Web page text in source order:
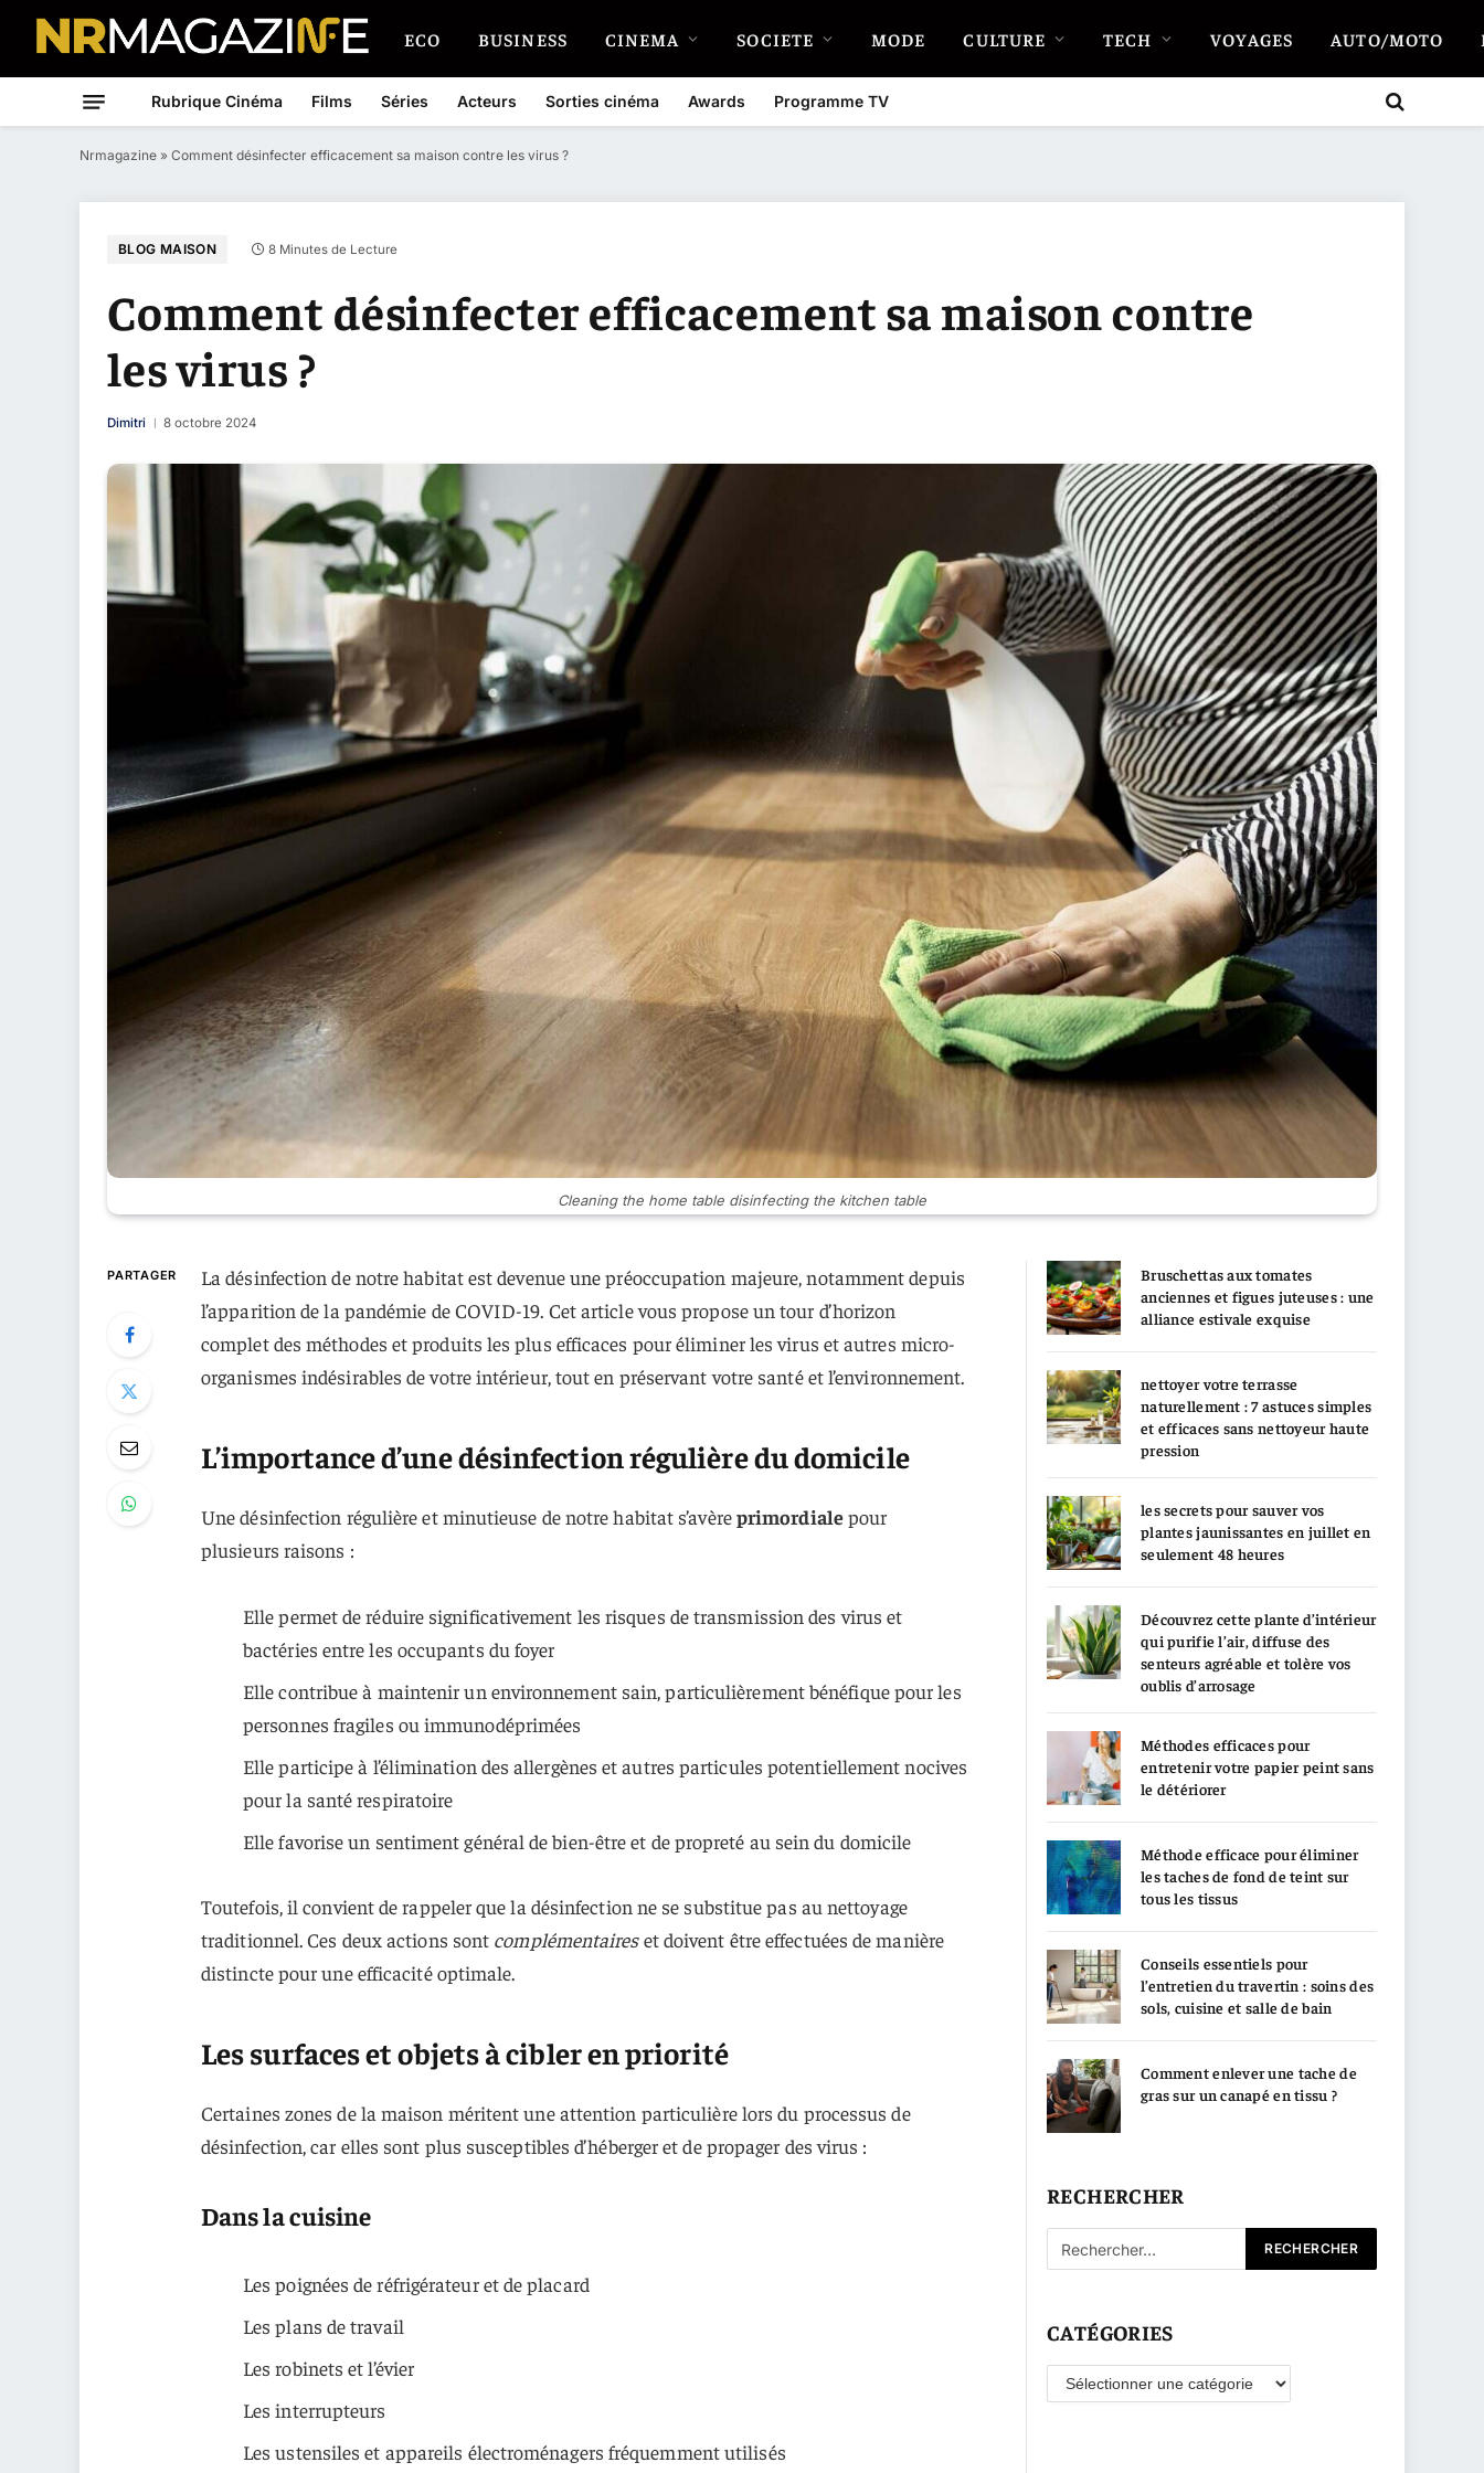
ECO BUSINESS CINEMA SOCIETE MODE CULTURE TECH VOYAGES AUTO/MOTO
Rubrique Cinéma Films Séries Acteurs Sorties cinéma Awards Programme TV
Nrmagazine » Comment désinfecter efficacement sa maison contre les virus ?
BLOG MAISON 8 Minutes de Lecture
Comment désinfecter efficacement sa maison contre
les virus ?
Dimitri 8 octobre 2024
Cleaning the home table disinfecting the kitchen table
PARTAGER
La désinfection de notre habitat est devenue une préoccupation majeure, notamment depuis
l’apparition de la pandémie de COVID-19. Cet article vous propose un tour d’horizon
complet des méthodes et produits les plus efficaces pour éliminer les virus et autres micro-
organismes indésirables de votre intérieur, tout en préservant votre santé et l’environnement.
L’importance d’une désinfection régulière du domicile
Une désinfection régulière et minutieuse de notre habitat s’avèreprimordialepour
plusieurs raisons :
Elle permet de réduire significativement les risques de transmission des virus et
bactéries entre les occupants du foyer
Elle contribue à maintenir un environnement sain, particulièrement bénéfique pour les
personnes fragiles ou immunodéprimées
Elle participe à l’élimination des allergènes et autres particules potentiellement nocives
pour la santé respiratoire
Elle favorise un sentiment général de bien-être et de propreté au sein du domicile
Toutefois, il convient de rappeler que la désinfection ne se substitue pas au nettoyage
traditionnel. Ces deux actions sont complémentaireset doivent être effectuées de manière
distincte pour une efficacité optimale.
Les surfaces et objets à cibler en priorité
Certaines zones de la maison méritent une attention particulière lors du processus de
désinfection, car elles sont plus susceptibles d’héberger et de propager des virus :
Dans la cuisine
Les poignées de réfrigérateur et de placard
Les plans de travail
Les robinets et l’évier
Les interrupteurs
Les ustensiles et appareils électroménagers fréquemment utilisés
Bruschettas aux tomates
anciennes et figues juteuses : une
alliance estivale exquise
nettoyer votre terrasse
naturellement : 7 astuces simples
et efficaces sans nettoyeur haute
pression
les secrets pour sauver vos
plantes jaunissantes en juillet en
seulement 48 heures
Découvrez cette plante d’intérieur
qui purifie l’air, diffuse des
senteurs agréable et tolère vos
oublis d’arrosage
Méthodes efficaces pour
entretenir votre papier peint sans
le détériorer
Méthode efficace pour éliminer
les taches de fond de teint sur
tous les tissus
Conseils essentiels pour
l’entretien du travertin : soins des
sols, cuisine et salle de bain
Comment enlever une tache de
gras sur un canapé en tissu ?
RECHERCHER
CATÉGORIES
Catégories